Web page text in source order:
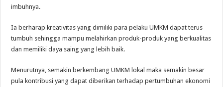
imbuhnya.
Ia berharap kreativitas yang dimiliki para pelaku UMKM dapat terus
tumbuh sehingga mampu melahirkan produk-produk yang berkualitas
dan memiliki daya saing yang lebih baik.
Menurutnya, semakin berkembang UMKM lokal maka semakin besar
pula kontribusi yang dapat diberikan terhadap pertumbuhan ekonomi